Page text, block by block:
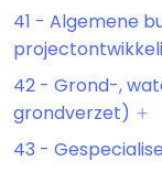
41 - Algemene
42 - Grond-,
grondverzet)
43 -